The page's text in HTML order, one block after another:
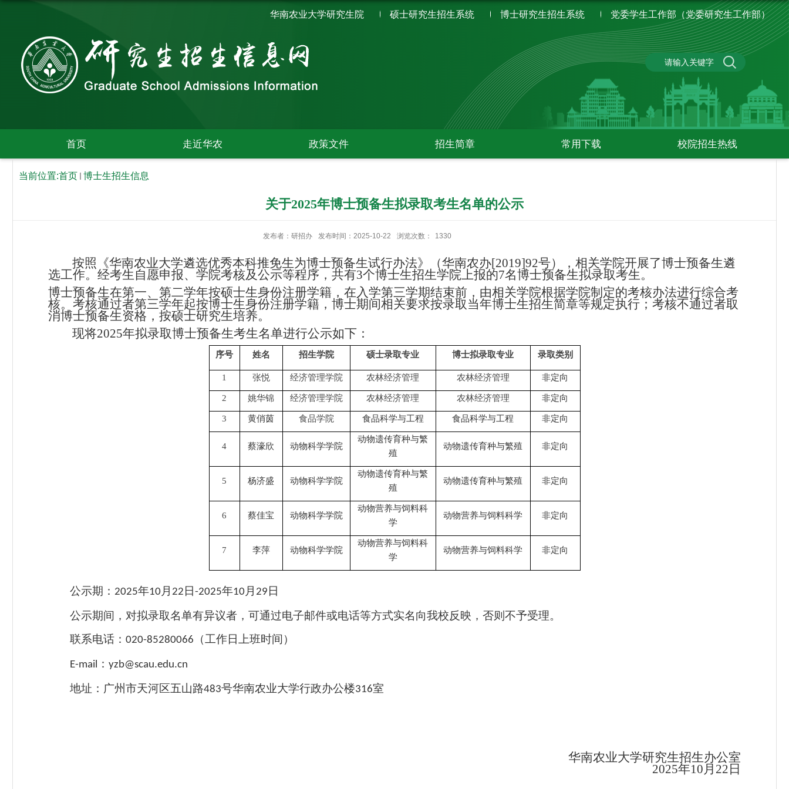
华南农业大学研究生院 硕士研究生招生系统 博士研究生招生系统 党委学生工作部（党委研究生工作部）
首页 走近华农 政策文件 招生简章 常用下载 校院招生热线
当前位置:首页 博士生招生信息
关于2025年博士预备生拟录取考生名单的公示
发布者：研招办 发布时间：2025-10-22 浏览次数： 1330
按照《华南农业大学遴选优秀本科推免生为博士预备生试行办法》（华南农办[2019]92号），相关学院开展了博士预备生遴
选工作。经考生自愿申报、学院考核及公示等程序，共有3个博士生招生学院上报的7名博士预备生拟录取考生。
博士预备生在第一、第二学年按硕士生身份注册学籍，在入学第三学期结束前，由相关学院根据学院制定的考核办法进行综合考
核。考核通过者第三学年起按博士生身份注册学籍，博士期间相关要求按录取当年博士生招生简章等规定执行；考核不通过者取
消博士预备生资格，按硕士研究生培养。
现将2025年拟录取博士预备生考生名单进行公示如下：
序号 姓名 招生学院 硕士录取专业 博士拟录取专业 录取类别
1 张悦 经济管理学院 农林经济管理 农林经济管理 非定向
2 姚华锦 经济管理学院 农林经济管理 农林经济管理 非定向
3 黄俏茵 食品学院 食品科学与工程 食品科学与工程 非定向
4 蔡濠欣 动物科学学院
动物遗传育种与繁
殖
动物遗传育种与繁殖 非定向
5 杨济盛 动物科学学院
动物遗传育种与繁
殖
动物遗传育种与繁殖 非定向
6 蔡佳宝 动物科学学院
动物营养与饲料科
学
动物营养与饲料科学 非定向
7 李萍 动物科学学院
动物营养与饲料科
学
动物营养与饲料科学 非定向
公示期： 2025年10 月 22 日 -2025年10 月 29 日
公示期间，对拟录取名单有异议者，可通过电子邮件或电话等方式实名向我校反映，否则不予受理。
联系电话： 020-85280066 （工作日上班时间）
E-mail ： yzb@scau.edu.cn
地址：广州市天河区五山路483号华南农业大学行政办公楼316室
华南农业大学研究生招生办公室
2025年10月 22 日